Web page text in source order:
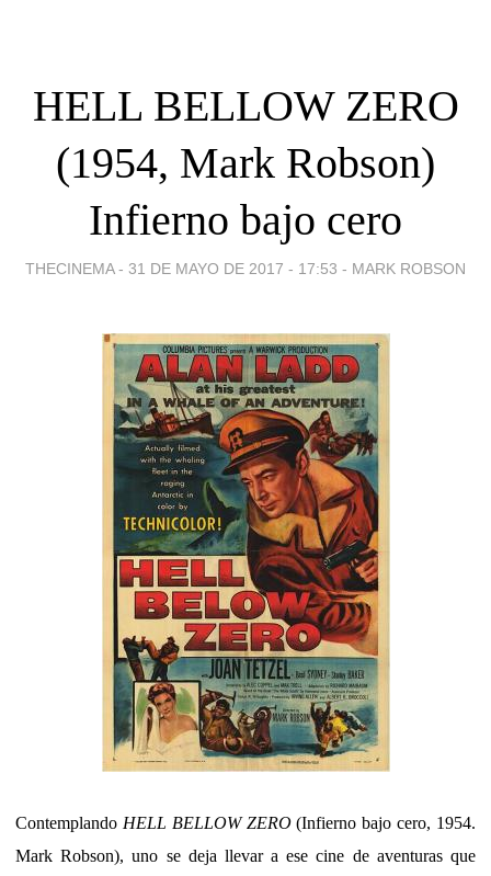
HELL BELLOW ZERO
(1954, Mark Robson)
Infierno bajo cero
THECINEMA - 31 DE MAYO DE 2017 - 17:53 - MARK ROBSON
Contemplando HELL BELLOW ZERO(Infierno bajo cero, 1954.
Mark Robson), uno se deja llevar a ese cine de aventuras que